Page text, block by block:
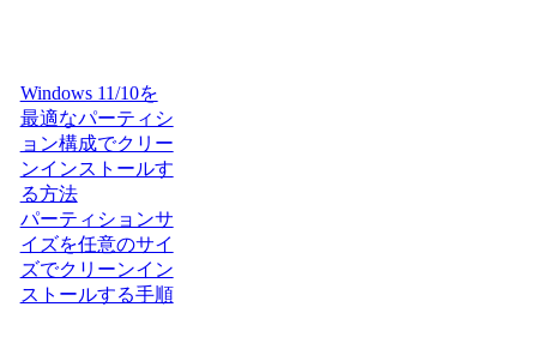
Windows 11/10を
最適なパーティシ
ョン構成でクリー
ンインストールす
る方法
パーティションサ
イズを任意のサイ
ズでクリーンイン
ストールする手順